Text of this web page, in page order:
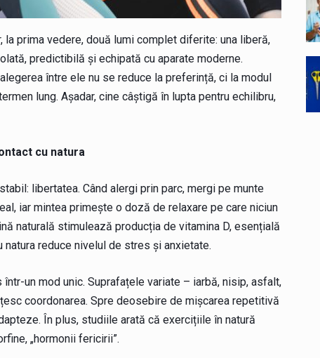
prima vedere, două lumi complet diferite: una liberă,
predictibilă și echipată cu aparate moderne.
între ele nu se reduce la preferință, ci la modul
lung. Așadar, cine câștigă în lupta pentru echilibru,
cu natura
libertatea. Când alergi prin parc, mergi pe munte
iar mintea primește o doză de relaxare pe care niciun
naturală stimulează producția de vitamina D, esențială
reduce nivelul de stres și anxietate.
un mod unic. Suprafațele variate – iarbă, nisip, asfalt,
coordonarea. Spre deosebire de mișcarea repetitivă
În plus, studiile arată că exercițiile în natură
„hormonii fericirii”.